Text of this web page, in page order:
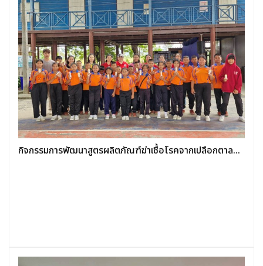
กิจกรรมการพัฒนาสูตรผลิตภัณฑ์ฆ่าเชื้อโรคจากเปลือกตาล...